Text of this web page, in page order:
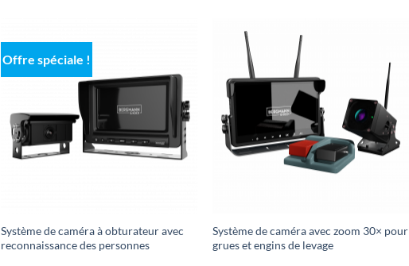
Offre spéciale !
Système de caméra à obturateur avec
reconnaissance des personnes
Système de caméra avec zoom 30× pour
grues et engins de levage